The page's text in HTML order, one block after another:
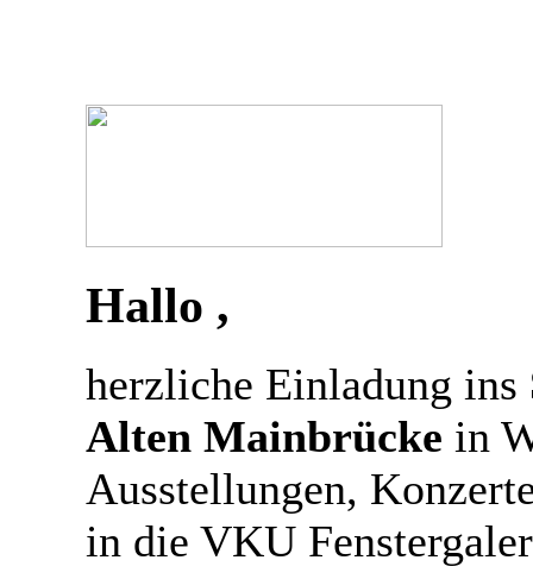
Hallo ,
herzliche Einladung ins
Alten Mainbrücke in
Ausstellungen,
in die VKU